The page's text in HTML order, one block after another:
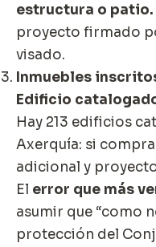
estructura o patio.
proyecto firmado
visado.
Inmuebles
Edificio
Hay 213 edificios
Axerquía: si
adicional y
El error que más
asumir que “como
protección del